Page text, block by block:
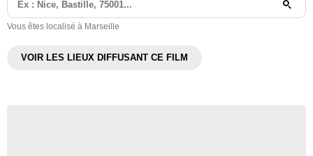
Vous êtes localisé à Marseille
VOIR LES LIEUX DIFFUSANT CE FILM